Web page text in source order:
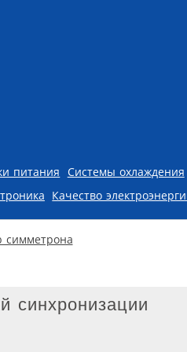
питания Системы охлаждения
Качество
синхронизации